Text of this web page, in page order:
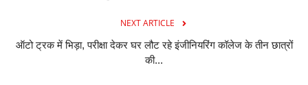
NEXT ARTICLE
ऑटो ट्रक में भिड़ा, परीक्षा देकर घर लौट रहे इंजीनियरिंग कॉलेज के तीन छात्रों
की...